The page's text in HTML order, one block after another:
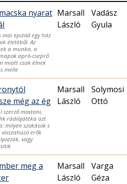
nyarat
mai epizód egy ház
életéből. Az
a munka, a
apró-cseprő
miatt csak élnek
melle
Marsall
László
Vadász
Gyula
még az ég
szerző mostani,
rádiójátéka azt
milyen szokások s
visszahúzó erők
vagy
Marsall
László
Solymosi
Ottó
meg a
Marsall
László
Varga
Géza